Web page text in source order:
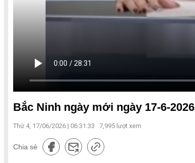
Bắc Ninh ngày mới ngày 17-6-2026
Thứ 4, 17/06/2026 | 06:31:33 7,995 lượt xem
Chia sẻ